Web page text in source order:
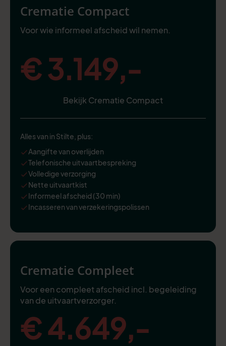
Crematie Compact
Voor wie informeel afscheid wil nemen.
€ 3.149,-
Bekijk Crematie Compact
Alles van in Stilte, plus:
Aangifte van overlijden
Telefonische uitvaartbespreking
Volledige verzorging
Nette uitvaartkist
Informeel afscheid (30 min)
Incasseren van verzekeringspolissen
Crematie Compleet
Voor een compleet afscheid incl. begeleiding
van de uitvaartverzorger.
€ 4.649,-